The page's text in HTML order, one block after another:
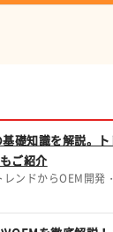
礎知識を解説。
ご紹介
ンドからOEM開発